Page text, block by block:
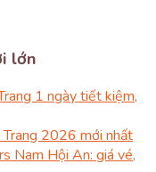
lớn
1 ngày tiết kiệm,
2026 mới nhất
Nam Hội An: giá vé,